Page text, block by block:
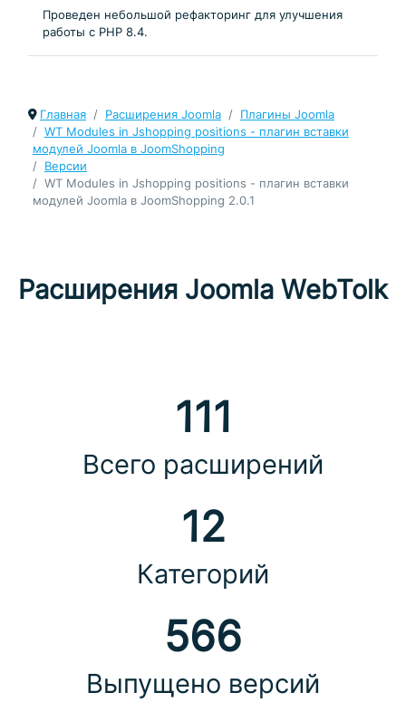
Проведен небольшой рефакторинг для улучшения
работы с PHP 8.4.
Главная Расширения Joomla
Плагины Joomla
WT Modules in Jshopping positions - плагин вставки
модулей Joomla в JoomShopping
Версии
WT Modules in Jshopping positions - плагин вставки
модулей Joomla в JoomShopping 2.0.1
Расширения Joomla WebTolk
111
Всего расширений
12
Категорий
566
Выпущено версий